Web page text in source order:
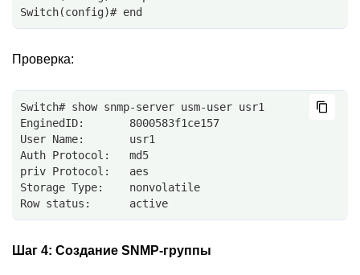
Switch(config)# end
Проверка:
Switch# show snmp-server usm-user usr1
EnginedID:       8000583f1ce157
User Name:       usr1
Auth Protocol:   md5
priv Protocol:   aes
Storage Type:    nonvolatile
Row status:      active
Шаг 4: Создание SNMP-группы